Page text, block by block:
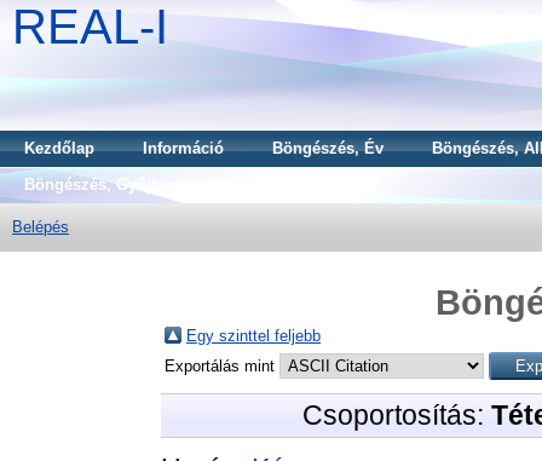
REAL-I
Kezdőlap Információ Böngészés, Év
Böngészés,
Böngészés, Gyűjtemény
Belépés
Egy szinttel feljebb
Exportálás mint
Csoportosítás: